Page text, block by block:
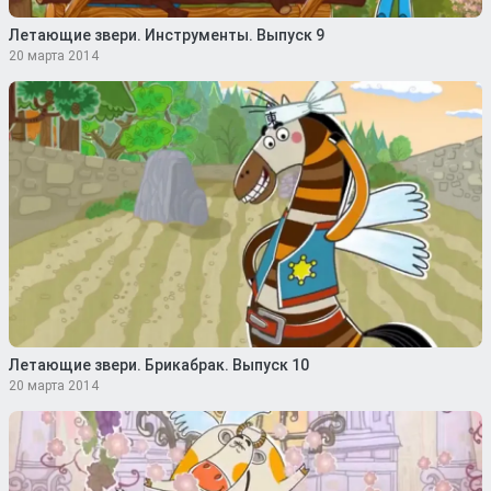
Летающие звери. Инструменты. Выпуск 9
20 марта 2014
Летающие звери. Брикабрак. Выпуск 10
20 марта 2014